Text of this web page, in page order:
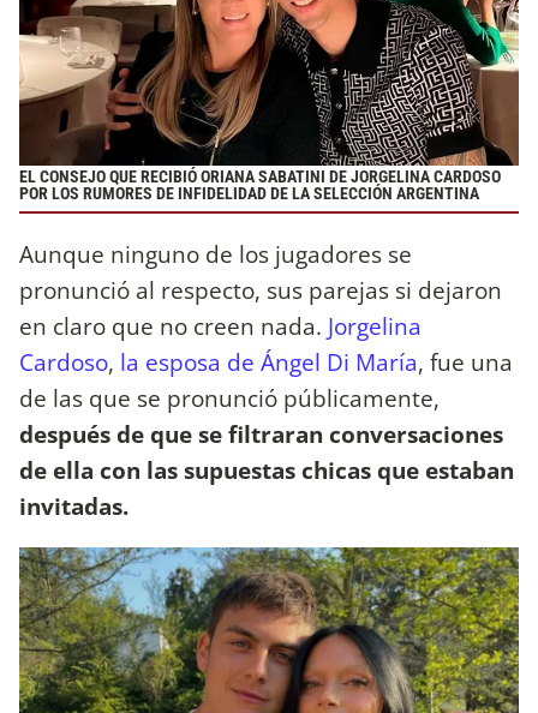
EL CONSEJO QUE RECIBIÓ ORIANA SABATINI DE JORGELINA CARDOSO
POR LOS RUMORES DE INFIDELIDAD DE LA SELECCIÓN ARGENTINA
Aunque ninguno de los jugadores se
pronunció al respecto, sus parejas si dejaron
en claro que no creen nada. Jorgelina
Cardoso, la esposa de Ángel Di María, fue una
de las que se pronunció públicamente,
después de que se filtraran conversaciones
de ella con las supuestas chicas que estaban
invitadas.